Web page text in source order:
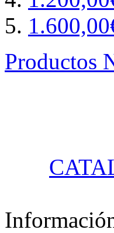
Productos